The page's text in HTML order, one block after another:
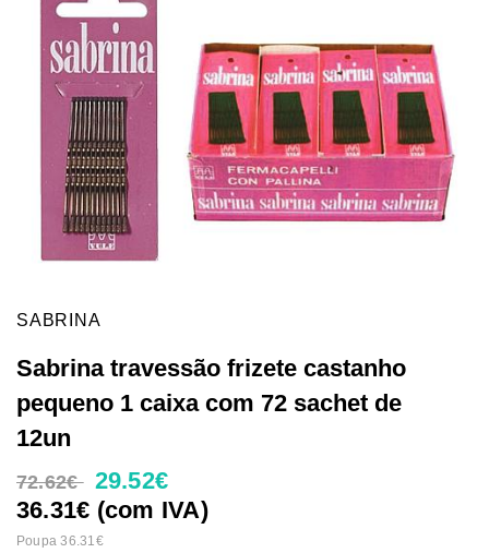
SABRINA
Sabrina travessão frizete castanho
pequeno 1 caixa com 72 sachet de
12un
72.62€ 29.52€
36.31€ (com IVA)
Poupa 36.31€